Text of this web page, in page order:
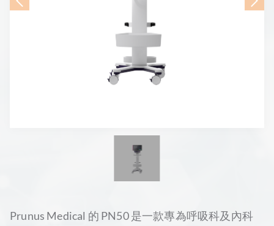
Prunus Medical 的 PN50 是一款專為呼吸科及內科